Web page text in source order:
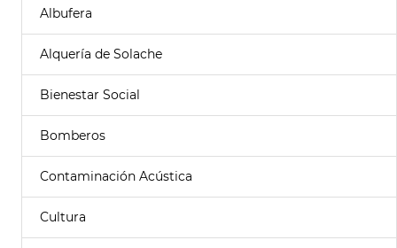
Albufera
Alquería de Solache
Bienestar Social
Bomberos
Contaminación Acústica
Cultura